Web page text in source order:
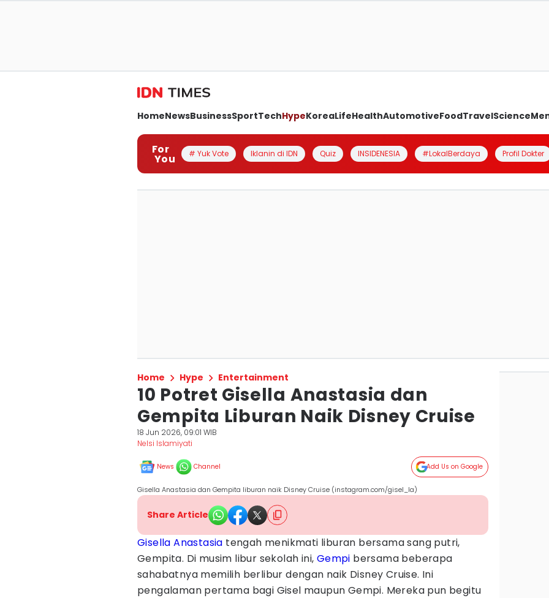
HomeNewsBusinessSportTechHypeKoreaLifeHealthAutomotiveFoodTravelScience
For
You # Yuk Vote Iklanin di IDN Quiz INSIDENESIA #LokalBerdaya Profil Dokter
Home Hype Entertainment
10 Potret Gisella Anastasia dan
Gempita Liburan Naik Disney Cruise
18 Jun 2026, 09:01 WIB
Nelsi Islamiyati
News Channel Add Us on Google
Gisella Anastasia dan Gempita liburan naik Disney Cruise (instagram.com/gisel_la)
Share Article
Gisella Anastasia tengah menikmati liburan bersama sang putri,
Gempita. Di musim libur sekolah ini, Gempi bersama beberapa
sahabatnya memilih berlibur dengan naik Disney Cruise. Ini
pengalaman pertama bagi Gisel maupun Gempi. Mereka pun begitu